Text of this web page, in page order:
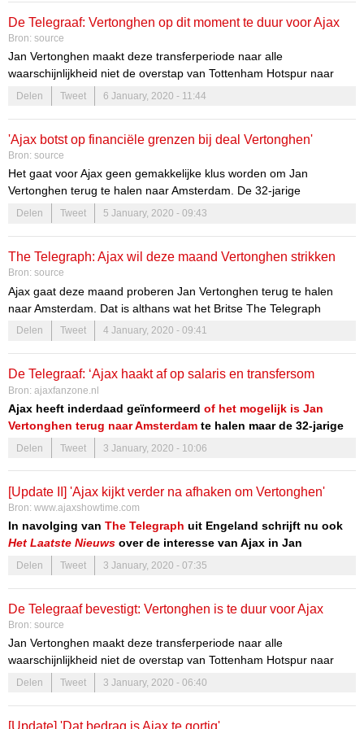
zelfs de selectie te versterken met één transfer.
De Telegraaf: Vertonghen op dit moment te duur voor Ajax
Bron: source
Jan Vertonghen maakt deze transferperiode naar alle
waarschijnlijkheid niet de overstap van Tottenham Hotspur naar
Ajax. De Telegraaf bevestigt wat Het Laatste Nieuws eerder op de
donderdag al meldde: de 32-jarige centrale verdediger is te duur
struikelblok gebleken.
Delen Tweet 6 January, 2020 - 11:44
'Ajax botst op financiële grenzen bij deal Vertonghen'
Bron: source
Het gaat voor Ajax geen gemakkelijke klus worden om Jan
Vertonghen terug te halen naar Amsterdam. De 32-jarige
verdediger van Tottenham Hotspur is in beeld bij Ajax, dat wil
profiteren van het feit dat zijn contract in de zomer afloopt. Volgens
Delen Tweet 5 January, 2020 - 09:43
The Telegraph: Ajax wil deze maand Vertonghen strikken
Bron: source
Ajax gaat deze maand proberen Jan Vertonghen terug te halen
naar Amsterdam. Dat is althans wat het Britse The Telegraph
beweert. De 32-jarige verdediger maakte zeven en een half jaar
geleden de overstap van Ajax naar Tottenham Hotspur, waar de
Delen Tweet 4 January, 2020 - 09:41
De Telegraaf: ‘Ajax haakt af op salaris en transfersom
Vertonghen; veel te duur voor Ajax’
Bron: ajaxfanzone.nl
Ajax heeft inderdaad geïnformeerd of het mogelijk is Jan
Vertonghen terug naar Amsterdam te halen maar de 32-jarige
verdediger is te duur, zo meldt
De Telegraaf
Delen Tweet 3 January, 2020 - 10:06
[Update II] 'Ajax kijkt verder na afhaken om Vertonghen'
Bron: www.ajaxshowtime.com
In navolging van The Telegraph uit Engeland schrijft nu ook
Het Laatste Nieuws over de interesse van Ajax in Jan
Vertonghen.
Delen Tweet 3 January, 2020 - 07:35
De Telegraaf bevestigt: Vertonghen is te duur voor Ajax
Bron: source
Jan Vertonghen maakt deze transferperiode naar alle
waarschijnlijkheid niet de overstap van Tottenham Hotspur naar
Ajax. De Telegraaf bevestigt wat Het Laatste Nieuws eerder op de
donderdag al meldde: de 32-jarige centrale verdediger is te duur
Delen Tweet 3 January, 2020 - 06:40
[Update] 'Dat bedrag is Ajax te gortig'